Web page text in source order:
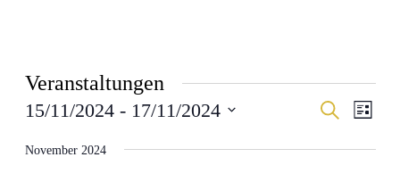
Veranstaltungen
und
Suche
Liste
15/11/2024 - 17/11/2024
wählen.
November 2024